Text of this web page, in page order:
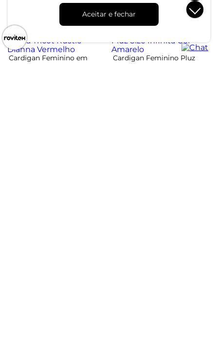
Aceitar e fechar
R$ 79,99
ou 2x de R$ 39,99 sem juros
R$ 39,99
ou 1x de R$ 39,99 sem juros
-40%
Cardigan Feminino em
Cardigan Feminino Pluz